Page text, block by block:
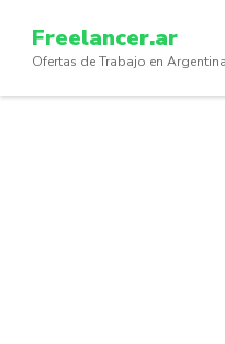
content
(Press
Freelancer.ar
Ofertas de Trabajo en Argentina